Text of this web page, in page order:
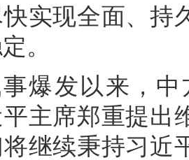
实现全面、持
。
爆发以来，
主席郑重提出
继续秉持习近